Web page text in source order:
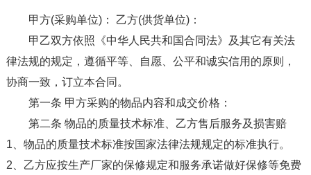
甲方(采购单位)： 乙方(供货单位)：
甲乙双方依照《中华人民共和国合同法》及其它有关法
律法规的规定，遵循平等、自愿、公平和诚实信用的原则，
协商一致，订立本合同。
第一条 甲方采购的物品内容和成交价格：
第二条 物品的质量技术标准、乙方售后服务及损害赔
1、物品的质量技术标准按国家法律法规规定的标准执行。
2、乙方应按生产厂家的保修规定和服务承诺做好保修等免费